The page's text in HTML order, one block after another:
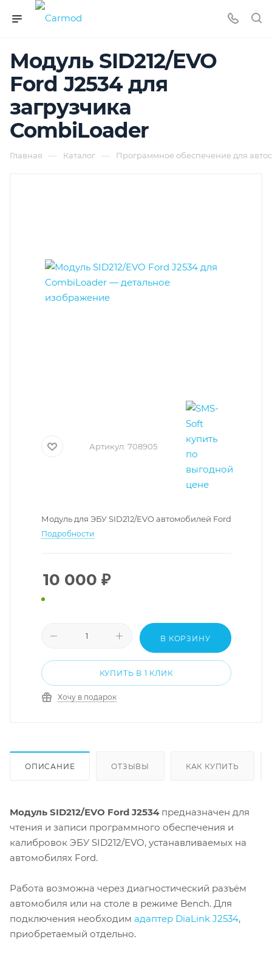
Модуль SID212/EVO
Ford J2534 для
загрузчика
CombiLoader
Главная — Каталог — Программное обеспечение для
Артикул: 708905
Модуль для ЭБУ SID212/EVO автомобилей Ford
Подробности
10 000 ₽
В КОРЗИНУ
КУПИТЬ В 1 КЛИК
Хочу в подарок
ОПИСАНИЕ ОТЗЫВЫ КАК КУПИТЬ
Модуль SID212/EVO Ford J2534предназначен для
чтения и записи программного обеспечения и
калибровок ЭБУ SID212/EVO, устанавливаемых на
автомобилях Ford.
Работа возможна через диагностический разъём
автомобиля или на столе в режиме Bench. Для
подключения необходим адаптер DiaLink J2534,
приобретаемый отдельно.